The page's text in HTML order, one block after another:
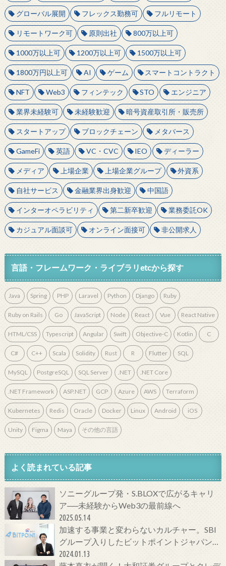
グローバル展開 フレックス勤務可 フルリモート
リモートワーク可 原則出社 800万以上可
1000万以上可 1200万以上可 1500万以上可
1800万円以上可 AI ゲーム スマートコントラクト
NFT Web3 フィンテック STO エンジニア
業界未経験可 未経験歓迎 暗号資産取引所・販売所
スタートアップ ブロックチェーン メタバース
GameFi 英語 VC・CVC IEO ディーラー
メディア 上場企業 上場企業グループ 外資系
自社サービス 金融業界出身歓迎 中国語
インターオペラビリティ 第二新卒歓迎 業務委託OK
カジュアル面談可 オンライン面接可 非公開求人
言語・フレームワーク・ライブラリetcから探す
Java Spring PHP Laravel Python Django Ruby
Ruby on Rails Go JavaScript Node React Vue React Native
HTML/CSS Typescript Angular Swift Objective-C Kotlin C
C# C++ Scala Solidity Rust R Flutter SQL
MySQL PostgreSQL SQL Server .NET .NET Core
.NET Framework ASP.NET GCP Azure AWS Terraform
Kubernetes Redis Oracle Docker Linux Android iOS
Unity Figma Maya その他の言語
よく読まれている記事
ソニーグループ発・S.BLOXで広がるキャリ
ア──未経験からWeb3の最前線へ
2025.05.14
加速する事業と変わらないカルチャー。SBI
グループ入りしたビットポイントジャパンの
今をCTOに聞いてみた！
2024.01.13